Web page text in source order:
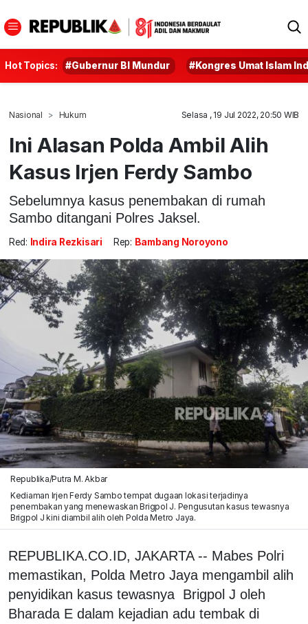
Hot Topics: #Gubernur BI Mundur #Kongres Umat Islam
Nasional Hukum Selasa , 19 Jul 2022, 20:50 WIB
Ini Alasan Polda Ambil Alih
Kasus Irjen Ferdy Sambo
Sebelumnya kasus penembakan di rumah
Sambo ditangani Polres Jaksel.
Red: Indira Rezkisari Rep: Bambang Noroyono
Republika/Putra M. Akbar
Kediaman Irjen Ferdy Sambo tempat dugaan lokasi terjadinya
penembakan yang menewaskan Brigpol J. Pengusutan kasus tewasnya
Brigpol J kini diambil alih oleh Polda Metro Jaya.
REPUBLIKA.CO.ID, JAKARTA -- Mabes Polri
memastikan, Polda Metro Jaya mengambil alih
penyidikan kasus tewasnya Brigpol J oleh
Bharada E dalam kejadian adu tembak di